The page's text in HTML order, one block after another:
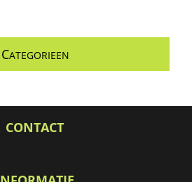
CATEGORIEEN
CONTACT